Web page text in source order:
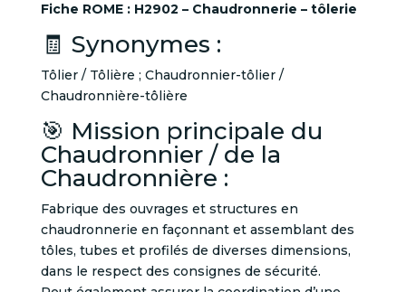
Fiche ROME : H2902 – Chaudronnerie – tôlerie
🧾 Synonymes :
Tôlier / Tôlière ; Chaudronnier-tôlier /
Chaudronnière-tôlière
🎯 Mission principale du
Chaudronnier / de la
Chaudronnière :
Fabrique des ouvrages et structures en
chaudronnerie en façonnant et assemblant des
tôles, tubes et profilés de diverses dimensions,
dans le respect des consignes de sécurité.